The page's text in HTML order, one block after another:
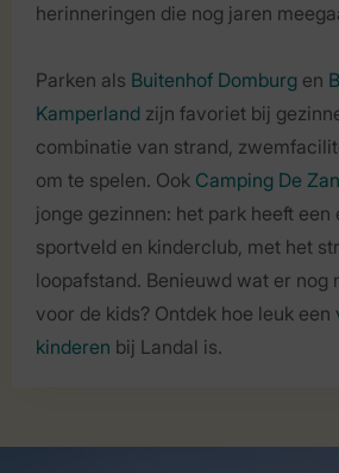
herinneringen die nog jaren
Parken als Buitenhof Domburg en
Kamperland zijn favoriet bij
combinatie van strand,
om te spelen. Ook Camping De
jonge gezinnen: het park heeft een
sportveld en kinderclub, met het
loopafstand. Benieuwd wat er nog
voor de kids? Ontdek hoe leuk een
kinderen bij Landal is.